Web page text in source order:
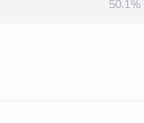
50.1%